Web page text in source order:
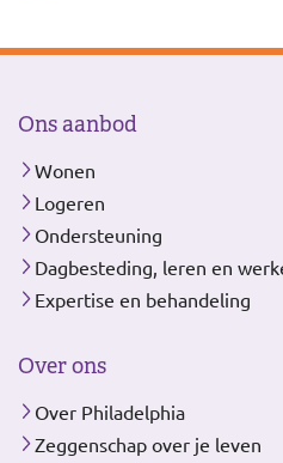
Ons aanbod
Wonen
Logeren
Ondersteuning
Dagbesteding, leren en
Expertise en behandeling
Over ons
Over Philadelphia
Zeggenschap over je leven